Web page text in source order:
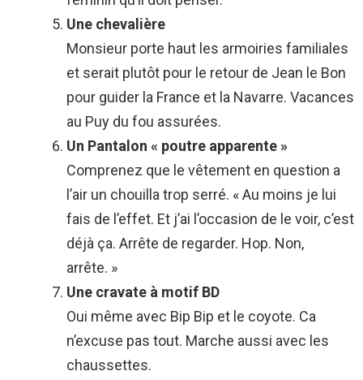
Une chevalière
Monsieur porte haut les armoiries familiales
et serait plutôt pour le retour de Jean le Bon
pour guider la France et la Navarre. Vacances
au Puy du fou assurées.
Un Pantalon « poutre apparente »
Comprenez que le vêtement en question a
l’air un chouilla trop serré. « Au moins je lui
fais de l’effet. Et j’ai l’occasion de le voir, c’est
déjà ça. Arrête de regarder. Hop. Non,
arrête. »
Une cravate à motif BD
Oui même avec Bip Bip et le coyote. Ca
n’excuse pas tout. Marche aussi avec les
chaussettes.